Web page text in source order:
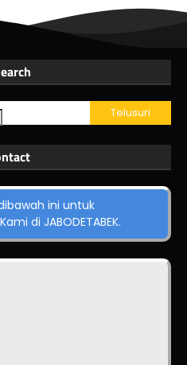
ini untuk
di JABODETABEK.